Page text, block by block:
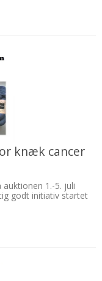
knæk cancer
1.-5. juli
godt initiativ startet